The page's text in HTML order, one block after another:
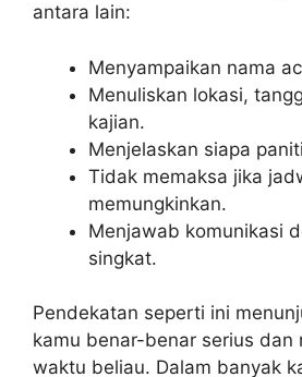
antara lain:
Menyampaikan nama
Menuliskan lokasi,
kajian.
Menjelaskan siapa
Tidak memaksa jika
memungkinkan.
Menjawab komunikasi
singkat.
Pendekatan seperti ini
kamu benar-benar serius dan
waktu beliau. Dalam banyak